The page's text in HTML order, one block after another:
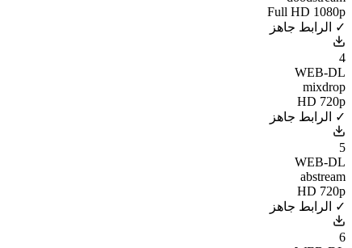
Full HD 1080p
✓ الرابط جاهز
4
WEB-DL
mixdrop
HD 720p
✓ الرابط جاهز
5
WEB-DL
abstream
HD 720p
✓ الرابط جاهز
6